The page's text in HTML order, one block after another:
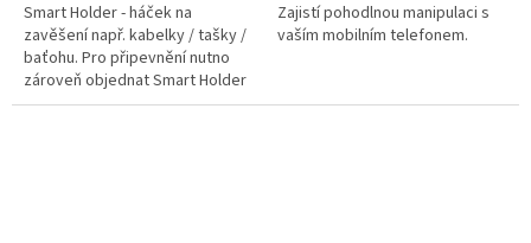
Smart Holder - háček na
zavěšení např. kabelky / tašky /
baťohu. Pro připevnění nutno
zároveň objednat Smart Holder
- adaptér.
Zajistí pohodlnou manipulaci s
vaším mobilním telefonem.